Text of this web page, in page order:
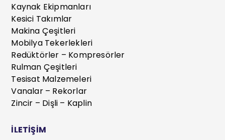
Kaynak Ekipmanları
Kesici Takımlar
Makina Çeşitleri
Mobilya Tekerlekleri
Redüktörler – Kompresörler
Rulman Çeşitleri
Tesisat Malzemeleri
Vanalar – Rekorlar
Zincir – Dişli – Kaplin
İLETİŞİM